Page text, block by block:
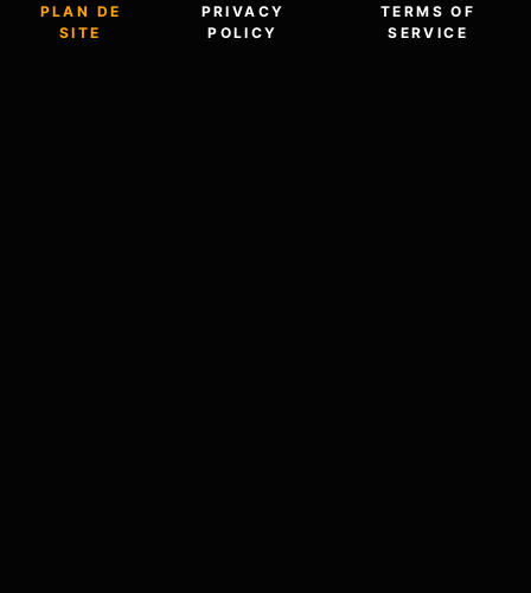
PLAN DE
SITE
PRIVACY
POLICY
TERMS OF
SERVICE